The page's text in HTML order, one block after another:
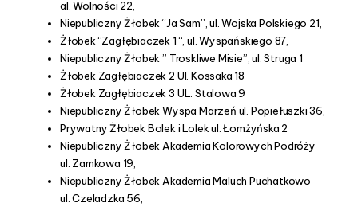
al. Wolności 22,
Niepubliczny Żłobek “Ja Sam”, ul. Wojska Polskiego 21,
Żłobek “Zagłębiaczek 1 “, ul. Wyspańskiego 87,
Niepubliczny Żłobek ” Troskliwe Misie”, ul. Struga 1
Żłobek Zagłębiaczek 2 Ul. Kossaka 18
Żłobek Zagłębiaczek 3 UL. Stalowa 9
Niepubliczny Żłobek Wyspa Marzeń ul. Popiełuszki 36,
Prywatny Żłobek Bolek i Lolek ul. Łomżyńska 2
Niepubliczny Żłobek Akademia Kolorowych Podróży
ul. Zamkowa 19,
Niepubliczny Żłobek Akademia Maluch Puchatkowo
ul. Czeladzka 56,